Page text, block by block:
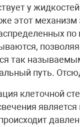
у
этот механизм
так
путь.
клеточной